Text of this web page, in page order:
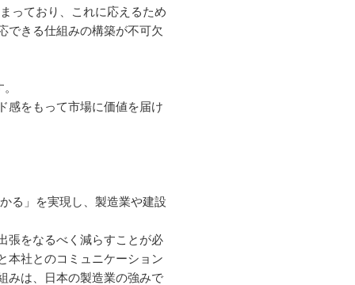
っており、これに応えるため
できる仕組みの構築が不可欠
感をもって市場に価値を届け
る」を実現し、製造業や建設
張をなるべく減らすことが必
本社とのコミュニケーション
みは、日本の製造業の強みで